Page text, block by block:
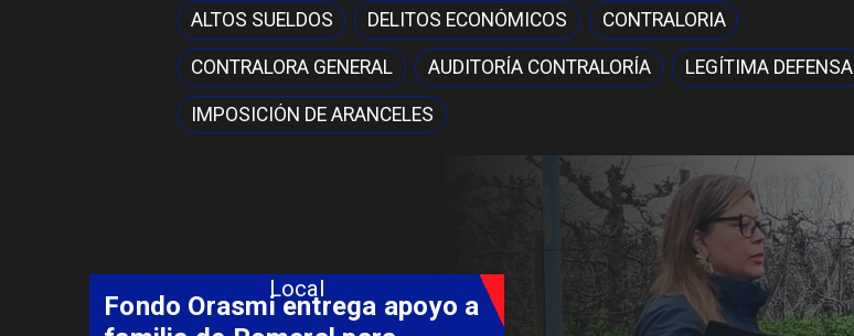
ALTOS SUELDOS DELITOS ECONÓMICOS CONTRALORIA
CONTRALORA GENERAL AUDITORÍA CONTRALORÍA LEGÍTIMA DEFENSA
IMPOSICIÓN DE ARANCELES
Local
Fondo Orasmi entrega apoyo a